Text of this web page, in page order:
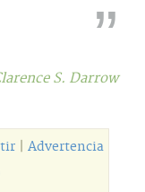
S. Darrow
| Advertencia